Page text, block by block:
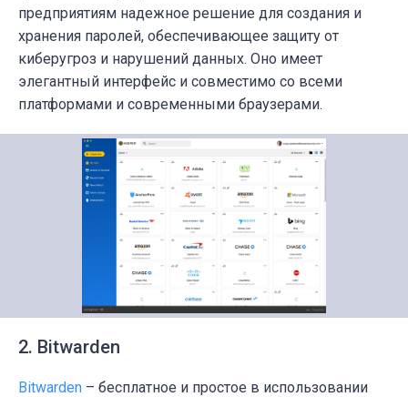
предприятиям надежное решение для создания и
хранения паролей, обеспечивающее защиту от
киберугроз и нарушений данных. Оно имеет
элегантный интерфейс и совместимо со всеми
платформами и современными браузерами.
2. Bitwarden
Bitwarden – бесплатное и простое в использовании